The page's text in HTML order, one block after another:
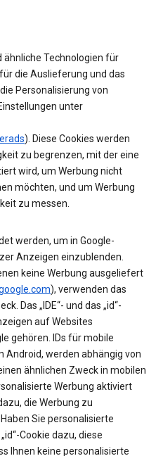
ähnliche Technologien für
die Auslieferung und das
Personalisierung von
unter
). Diese Cookies werden
zu begrenzen, mit der eine
wird, um Werbung nicht
möchten, und um Werbung
zu messen.
werden, um in Google-
Anzeigen einzublenden.
keine Werbung ausgeliefert
), verwenden das
Das „IDE“- und das „id“-
auf Websites
gehören. IDs für mobile
Android, werden abhängig von
ähnlichen Zweck in mobilen
Werbung aktiviert
die Werbung zu
Sie personalisierte
Cookie dazu, diese
Ihnen keine personalisierte